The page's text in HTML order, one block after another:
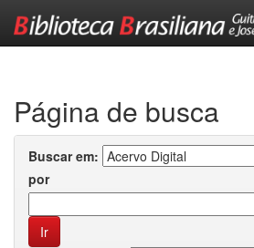
Página de busca
Buscar em:
por